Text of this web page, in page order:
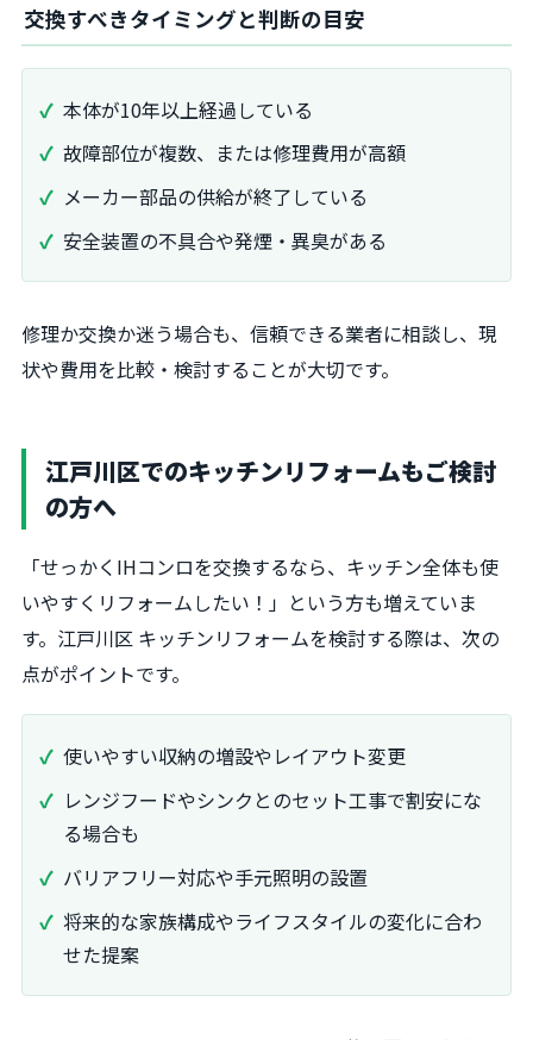
交換すべきタイミングと判断の目安
本体が10年以上経過している
故障部位が複数、または修理費用が高額
メーカー部品の供給が終了している
安全装置の不具合や発煙・異臭がある
修理か交換か迷う場合も、信頼できる業者に相談し、現
状や費用を比較・検討することが大切です。
江戸川区でのキッチンリフォームもご検討
の方へ
「せっかくIHコンロを交換するなら、キッチン全体も使
いやすくリフォームしたい！」という方も増えていま
す。江戸川区 キッチンリフォームを検討する際は、次の
点がポイントです。
使いやすい収納の増設やレイアウト変更
レンジフードやシンクとのセット工事で割安にな
る場合も
バリアフリー対応や手元照明の設置
将来的な家族構成やライフスタイルの変化に合わ
せた提案